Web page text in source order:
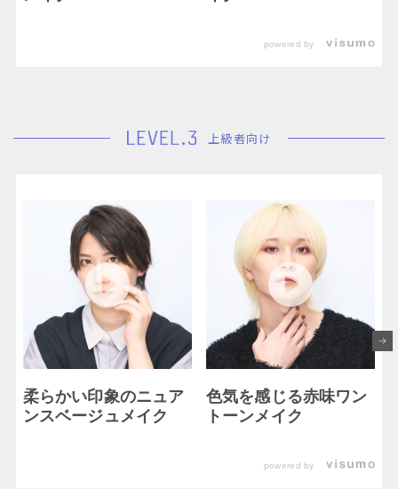
powered by
上級者向け
柔らかい印象のニュア
ンスベージュメイク
色気を感じる赤味ワン
トーンメイク
powered by